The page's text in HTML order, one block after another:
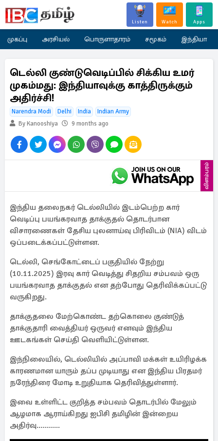
Listen Watch Apps
முகப்பு அரசியல் பொருளாதாரம் சமூகம் இந்தியா
டெல்லி குண்டுவெடிப்பில் சிக்கிய உமர்
முகம்மது: இந்தியாவுக்கு காத்திருக்கும்
அதிர்ச்சி!
Narendra Modi Delhi India
Indian Army
By Kanooshiya
9 months ago
விளம்பரம்
இந்திய தலைநகர் டெல்லியில் இடம்பெற்ற கார்
வெடிப்பு பயங்கரவாத தாக்குதல் தொடர்பான
விசாரணைகள் தேசிய புலனாய்வு பிரிவிடம் (NIA) விடம்
ஒப்படைக்கப்பட்டுள்ளன.
டெல்லி, செங்கோட்டைப் பகுதியில் நேற்று
(10.11.2025) இரவு கார் வெடித்து சிதறிய சம்பவம் ஒரு
பயங்கரவாத தாக்குதல் என தற்போது தெரிவிக்கப்பட்டு
வருகிறது.
தாக்குதலை மேற்கொண்ட தற்கொலை குண்டுத்
தாக்குதாரி வைத்தியர் ஒருவர் எனவும் இந்திய
ஊடகங்கள் செய்தி வெளியிட்டுள்ளன.
இந்நிலையில், டெல்லியில் அப்பாவி மக்கள் உயிரிழக்க
காரணமான யாரும் தப்ப முடியாது என இந்திய பிரதமர்
நரேந்திரை மோடி உறுதியாக தெரிவித்துள்ளார்.
இவை உள்ளிட்ட குறித்த சம்பவம் தொடர்பில் மேலும்
ஆழமாக ஆராய்கிறது ஐபிசி தமிழின் இன்றைய
அதிர்வு............